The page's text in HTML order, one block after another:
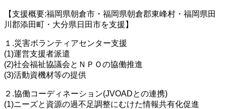
【支援概要:福岡県朝倉市・福岡県朝倉郡東峰村・福岡県田
川郡添田町・大分県日田市を支援】
１.災害ボランティアセンター支援
(1)運営支援者派遣
(2)社会福祉協議会とＮＰＯの協働推進
(3)活動資機材等の提供
２.協働コーディネーション(JVOADとの連携)
(1)ニーズと資源の過不足調整にむけた情報共有化促進